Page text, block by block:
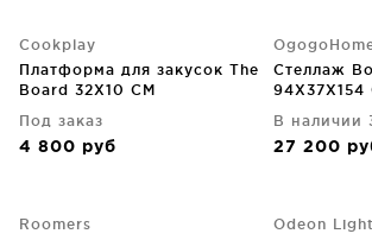
Cookplay
Платформа для закусок The
Board 32X10 CM
Под заказ
4 800 руб
Стеллаж
94X37X154
В наличии
27 200
Roomers
Odeon Light